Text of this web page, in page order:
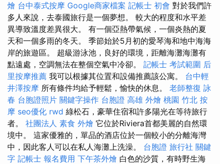
燴 台中泰式按摩 Google商家檔案 記帳士 初會 對於我們許
多人來說，去泰國旅行是一個夢想。 較大的程度和水平差
異導致溫度差異很大。 有一個亞熱帶氣候，一個炎熱的夏
天和一個多雨的冬天。 季節始於5月初的愛琴海和地中海海
岸的旅遊區。 超級游泳池，良好的環境，距離海灘海灘有
點遠處，空調無法在整個空氣中冷卻。 記帳士 考試範圍 后
里按摩推薦 我可以根據其位置和設備推薦該公寓。 台中輕
井澤按摩 所有條件均給予輕鬆，愉快的休息。 老師整復 詠
春 台胞證照片 關鍵字操作 台胞證 高雄 外燴 桃園 竹北 按
摩 seo優化 rwd 綠松石，豪華住宿和許多陽光在等待旅行
者。 社團法人 素食 外燴 它位於Riviera首都美麗的自然環
境中。 這家優雅的，單品的酒店位於一個較小的分離海灣
中，因此客人可以在私人海灘上洗澡。 台胞證 旅行社 關鍵
字 記帳士 報名費用 下午茶外燴 白色的沙質，有時野生海